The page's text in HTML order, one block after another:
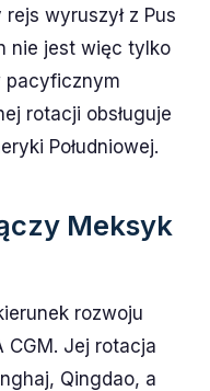
wyruszył z Pus
nie jest więc tylko
pacyficznym
rotacji obsługuje
Południowej.
Meksyk
rozwoju
CGM. Jej rotacja
Qingdao, a